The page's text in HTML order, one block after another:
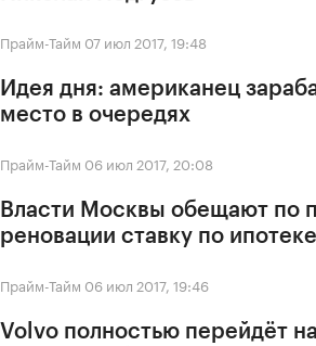
Прайм-Тайм 07 июл 2017, 19:48
Идея дня: американец
место в очередях
Прайм-Тайм 06 июл 2017, 20:08
Власти Москвы обещают по
реновации ставку по
Прайм-Тайм 06 июл 2017, 19:46
Volvo полностью перейдёт